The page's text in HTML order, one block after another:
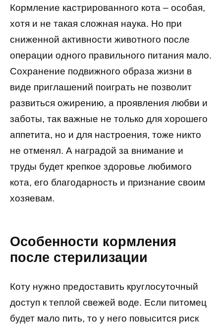
Кормление кастрированного кота – особая,
хотя и не такая сложная наука. Но при
сниженной активности животного после
операции одного правильного питания мало.
Сохранение подвижного образа жизни в
виде приглашений поиграть не позволит
развиться ожирению, а проявления любви и
заботы, так важные не только для хорошего
аппетита, но и для настроения, тоже никто
не отменял. А наградой за внимание и
труды будет крепкое здоровье любимого
кота, его благодарность и признание своим
хозяевам.
Особенности кормления
после стерилизации
Коту нужно предоставить круглосуточный
доступ к теплой свежей воде. Если питомец
будет мало пить, то у него повысится риск